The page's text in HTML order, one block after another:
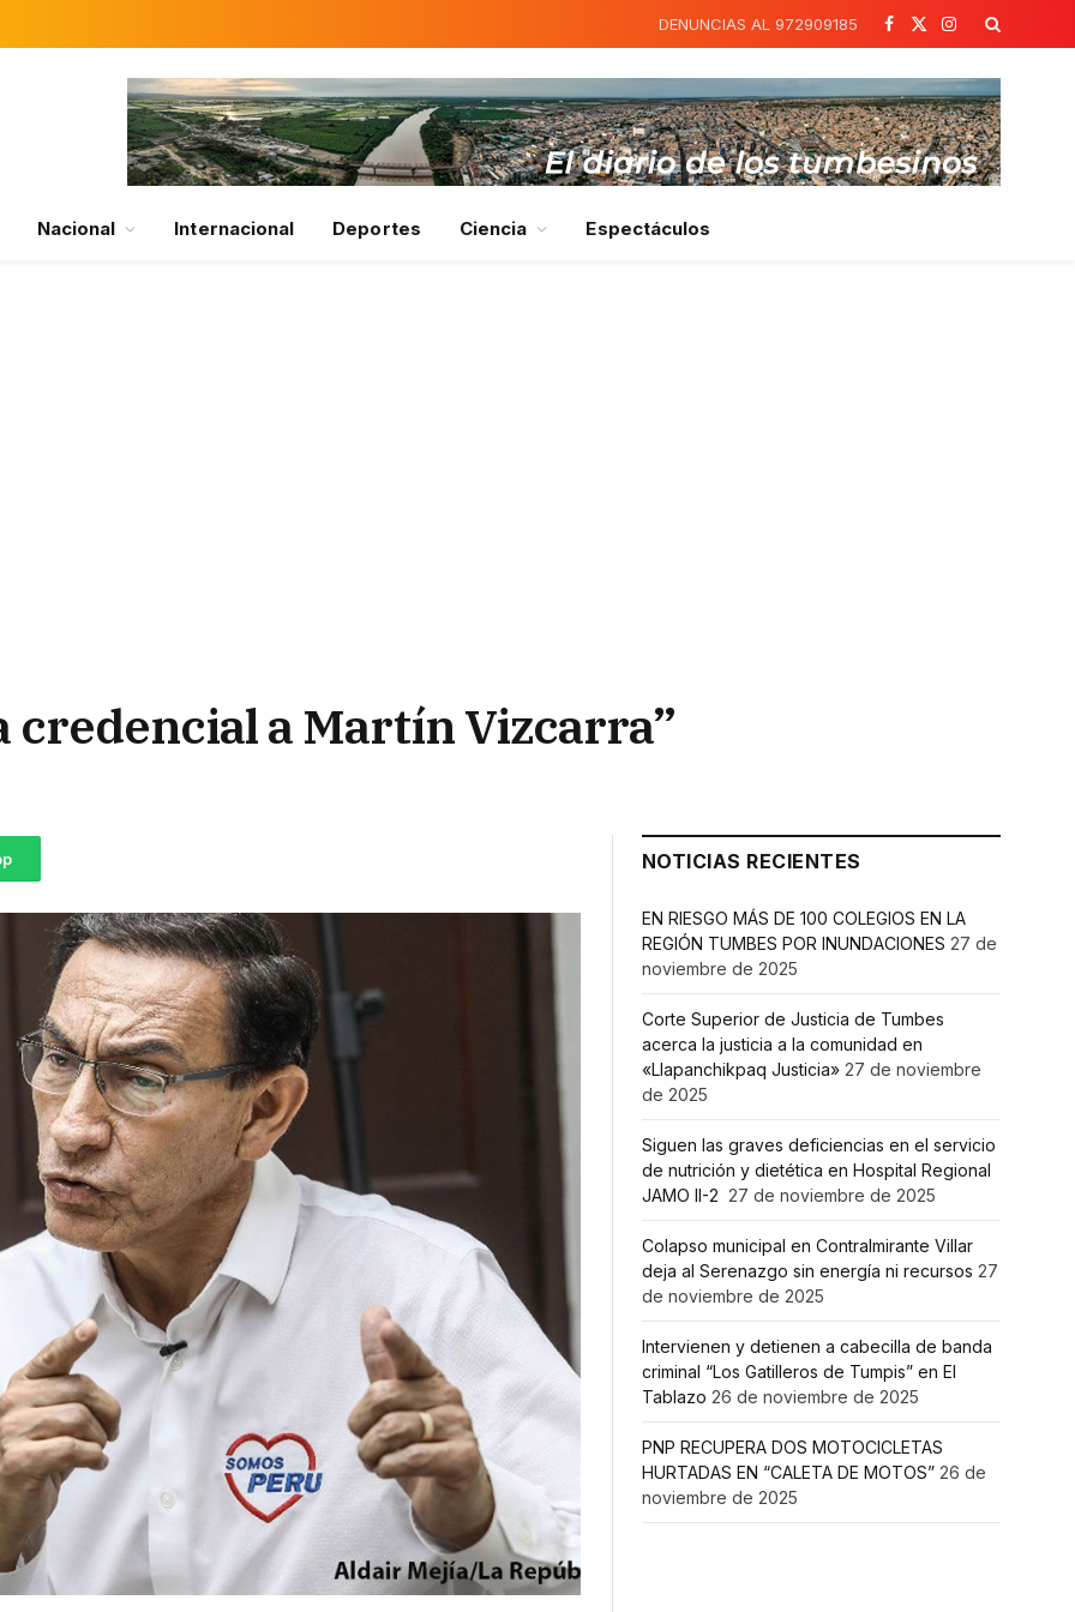
DENUNCIAS AL 972909185
Facebook
X
Instagram
Nacional Internacional Deportes Ciencia Espectáculos
credencial a Martín Vizcarra”
NOTICIAS RECIENTES
EN RIESGO MÁS DE 100 COLEGIOS EN LA
REGIÓN TUMBES POR INUNDACIONES 27 de
noviembre de 2025
Corte Superior de Justicia de Tumbes
acerca la justicia a la comunidad en
«Llapanchikpaq Justicia» 27 de noviembre
de 2025
Siguen las graves deficiencias en el servicio
de nutrición y dietética en Hospital Regional
JAMO II-2 27 de noviembre de 2025
Colapso municipal en Contralmirante Villar
deja al Serenazgo sin energía ni recursos 27
de noviembre de 2025
Intervienen y detienen a cabecilla de banda
criminal “Los Gatilleros de Tumpis” en El
Tablazo 26 de noviembre de 2025
PNP RECUPERA DOS MOTOCICLETAS
HURTADAS EN “CALETA DE MOTOS” 26 de
noviembre de 2025